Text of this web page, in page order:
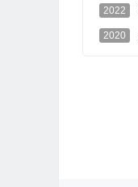
2022
2020